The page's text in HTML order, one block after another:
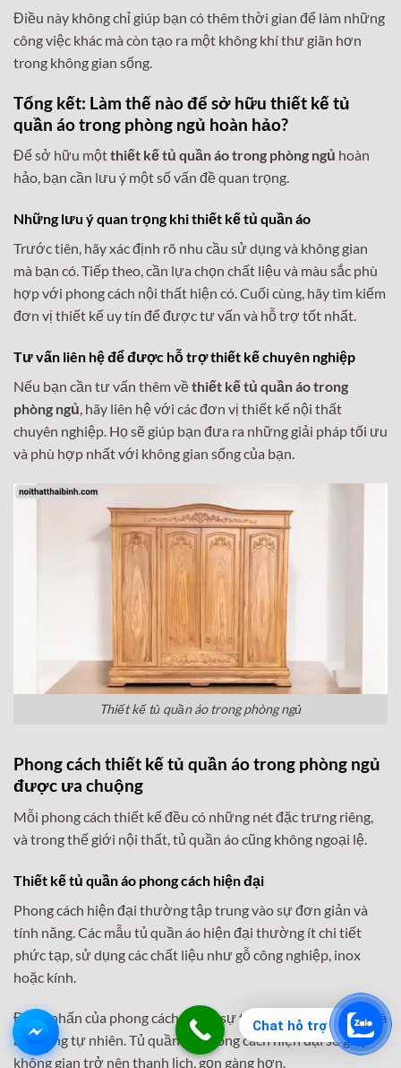
Điều này không chỉ giúp bạn có thêm thời gian để làm những
công việc khác mà còn tạo ra một không khí thư giãn hơn
trong không gian sống.
Tổng kết: Làm thế nào để sở hữu thiết kế tủ
quần áo trong phòng ngủ hoàn hảo?
Để sở hữu mộtthiết kế tủ quần áo trong phòng ngủ hoàn
hảo, bạn cần lưu ý một số vấn đề quan trọng.
Những lưu ý quan trọng khi thiết kế tủ quần áo
Trước tiên, hãy xác định rõ nhu cầu sử dụng và không gian
mà bạn có. Tiếp theo, cần lựa chọn chất liệu và màu sắc phù
hợp với phong cách nội thất hiện có. Cuối cùng, hãy tìm kiếm
đơn vị thiết kế uy tín để được tư vấn và hỗ trợ tốt nhất.
Tư vấn liên hệ để được hỗ trợ thiết kế chuyên nghiệp
Nếu bạn cần tư vấn thêm vềthiết kế tủ quần áo trong
phòng ngủ , hãy liên hệ với các đơn vị thiết kế nội thất
chuyên nghiệp. Họ sẽ giúp bạn đưa ra những giải pháp tối ưu
và phù hợp nhất với không gian sống của bạn.
Thiết kế tủ quần áo trong phòng ngủ
Phong cách thiết kế tủ quần áo trong phòng ngủ
được ưa chuộng
Mỗi phong cách thiết kế đều có những nét đặc trưng riêng,
và trong thế giới nội thất, tủ quần áo cũng không ngoại lệ.
Thiết kế tủ quần áo phong cách hiện đại
Phong cách hiện đại thường tập trung vào sự đơn giản và
tính năng. Các mẫu tủ quần áo hiện đại thường ít chi tiết
phức tạp, sử dụng các chất liệu như gỗ công nghiệp, inox
hoặc kính.
Điểm nhấn của phong cách này là sự tinh tế trong màu sắc và
ánh sáng tự nhiên. Tủ quần áo phong cách hiện đại sẽ giúp
không gian trở nên thanh lịch, gọn gàng hơn.
Chat hỗ trợ